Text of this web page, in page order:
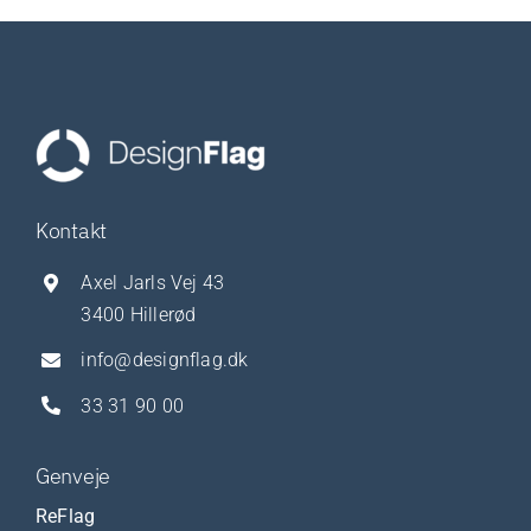
Kontakt
Axel Jarls Vej 43
3400 Hillerød
info@designflag.dk
33 31 90 00
Genveje
ReFlag